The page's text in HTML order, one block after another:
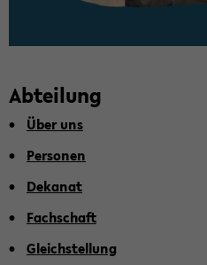
Ab­tei­lung
Über uns
Per­so­nen
De­ka­nat
Fach­schaft
Gleich­stel­lung